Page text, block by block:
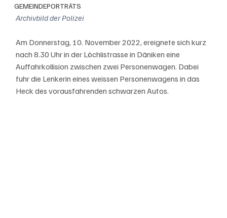
GEMEINDEPORTRÄTS
Archivbild der Polizei
Am Donnerstag, 10. November 2022, ereignete sich kurz
nach 8.30 Uhr in der Löchlistrasse in Däniken eine
Auffahrkollision zwischen zwei Personenwagen. Dabei
fuhr die Lenkerin eines weissen Personenwagens in das
Heck des vorausfahrenden schwarzen Autos.